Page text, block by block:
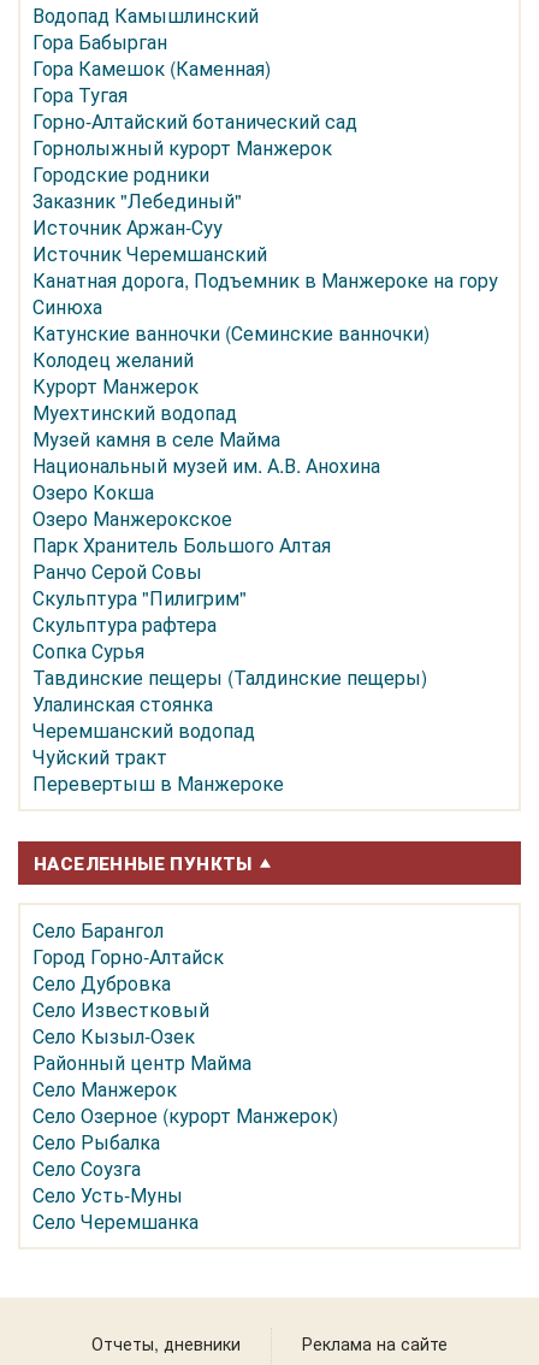
Водопад Камышлинский
Гора Бабырган
Гора Камешок (Каменная)
Гора Тугая
Горно-Алтайский ботанический сад
Горнолыжный курорт Манжерок
Городские родники
Заказник "Лебединый"
Источник Аржан-Суу
Источник Черемшанский
Канатная дорога, Подъемник в Манжероке на гору
Синюха
Катунские ванночки (Семинские ванночки)
Колодец желаний
Курорт Манжерок
Муехтинский водопад
Музей камня в селе Майма
Национальный музей им. А.В. Анохина
Озеро Кокша
Озеро Манжерокское
Парк Хранитель Большого Алтая
Ранчо Серой Совы
Скульптура "Пилигрим"
Скульптура рафтера
Сопка Сурья
Тавдинские пещеры (Талдинские пещеры)
Улалинская стоянка
Черемшанский водопад
Чуйский тракт
Перевертыш в Манжероке
НАСЕЛЕННЫЕ ПУНКТЫ
Село Барангол
Город Горно-Алтайск
Село Дубровка
Село Известковый
Село Кызыл-Озек
Районный центр Майма
Село Манжерок
Село Озерное (курорт Манжерок)
Село Рыбалка
Село Соузга
Село Усть-Муны
Село Черемшанка
Отчеты, дневники
Реклама на сайте